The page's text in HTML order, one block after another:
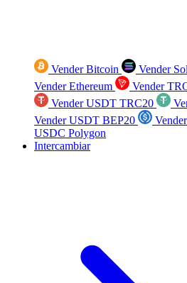
Vender Bitcoin Vender
Vender Ethereum
Vender
Vender USDT TRC20
Vender USDT BEP20
USDC Polygon
Intercambiar